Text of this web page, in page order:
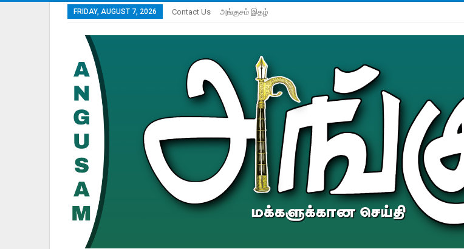
FRIDAY, AUGUST 7, 2026 Contact Us அங்குசம் இதழ்